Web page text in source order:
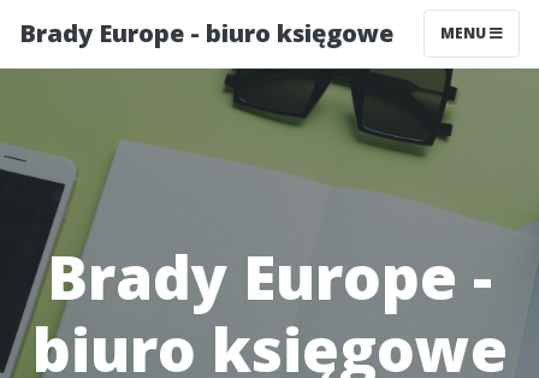
Brady Europe - biuro księgowe MENU
Brady Europe -
biuro księgowe